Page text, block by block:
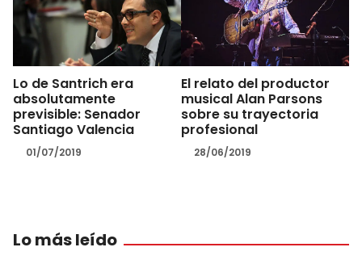
Lo de Santrich era
absolutamente
previsible: Senador
Santiago Valencia
01/07/2019
El relato del productor
musical Alan Parsons
sobre su trayectoria
profesional
28/06/2019
Lo más leído